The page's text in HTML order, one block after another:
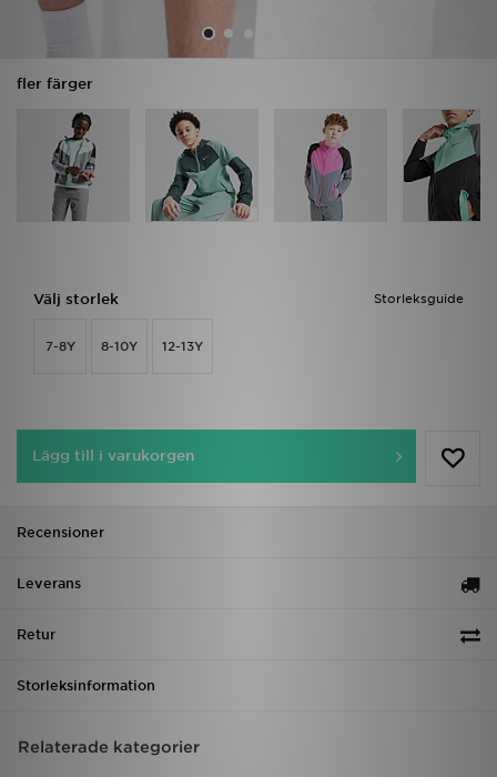
fler färger
Storleksguide
Välj storlek
7-8Y 8-10Y 12-13Y
Lägg till i varukorgen
Recensioner
Leverans
Retur
Storleksinformation
Relaterade kategorier